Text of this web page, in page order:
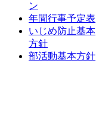
ン
年間行事予定表
いじめ防止基本
方針
部活動基本方針